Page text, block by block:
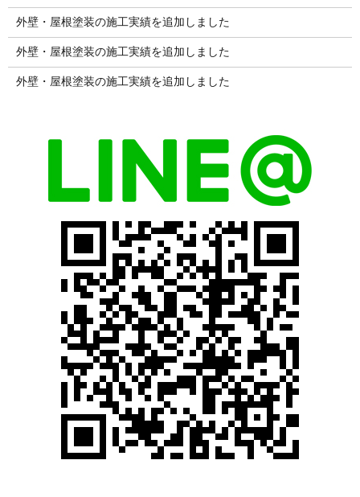
外壁・屋根塗装の施工実績を追加しました
外壁・屋根塗装の施工実績を追加しました
外壁・屋根塗装の施工実績を追加しました